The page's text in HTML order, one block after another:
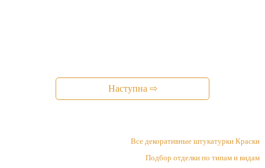
Наступна ⇨
Все декоративные штукатурки Краски
Подбор отделки по типам и видам